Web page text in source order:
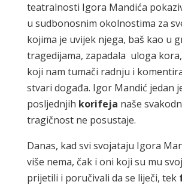
teatralnosti Igora Mandića
u sudbonosnim okolnostima za
kojima je uvijek njega, baš kao u
tragedijama, zapadala uloga
koji nam tumači radnju i
stvari događa. Igor Mandić jedan
posljednjih korifeja naše
tragičnost ne posustaje.
Danas, kad svi svojataju Igora
više nema, čak i oni koji su mu
prijetili i poručivali da se liječi, tek